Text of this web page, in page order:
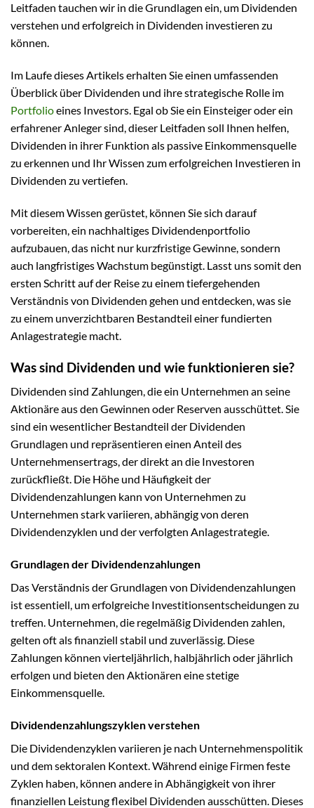
Leitfaden tauchen wir in die Grundlagen ein, um Dividenden
verstehen und erfolgreich in Dividenden investieren zu
können.
Im Laufe dieses Artikels erhalten Sie einen umfassenden
Überblick über Dividenden und ihre strategische Rolle im
Portfolioeines Investors. Egal ob Sie ein Einsteiger oder ein
erfahrener Anleger sind, dieser Leitfaden soll Ihnen helfen,
Dividenden in ihrer Funktion als passive Einkommensquelle
zu erkennen und Ihr Wissen zum erfolgreichen Investieren in
Dividenden zu vertiefen.
Mit diesem Wissen gerüstet, können Sie sich darauf
vorbereiten, ein nachhaltiges Dividendenportfolio
aufzubauen, das nicht nur kurzfristige Gewinne, sondern
auch langfristiges Wachstum begünstigt. Lasst uns somit den
ersten Schritt auf der Reise zu einem tiefergehenden
Verständnis von Dividenden gehen und entdecken, was sie
zu einem unverzichtbaren Bestandteil einer fundierten
Anlagestrategie macht.
Was sind Dividenden und wie funktionieren sie?
Dividenden sind Zahlungen, die ein Unternehmen an seine
Aktionäre aus den Gewinnen oder Reserven ausschüttet. Sie
sind ein wesentlicher Bestandteil der Dividenden
Grundlagen und repräsentieren einen Anteil des
Unternehmensertrags, der direkt an die Investoren
zurückfließt. Die Höhe und Häufigkeit der
Dividendenzahlungen kann von Unternehmen zu
Unternehmen stark variieren, abhängig von deren
Dividendenzyklen und der verfolgten Anlagestrategie.
Grundlagen der Dividendenzahlungen
Das Verständnis der Grundlagen von Dividendenzahlungen
ist essentiell, um erfolgreiche Investitionsentscheidungen zu
treffen. Unternehmen, die regelmäßig Dividenden zahlen,
gelten oft als finanziell stabil und zuverlässig. Diese
Zahlungen können vierteljährlich, halbjährlich oder jährlich
erfolgen und bieten den Aktionären eine stetige
Einkommensquelle.
Dividendenzahlungszyklen verstehen
Die Dividendenzyklen variieren je nach Unternehmenspolitik
und dem sektoralen Kontext. Während einige Firmen feste
Zyklen haben, können andere in Abhängigkeit von ihrer
finanziellen Leistung flexibel Dividenden ausschütten. Dieses